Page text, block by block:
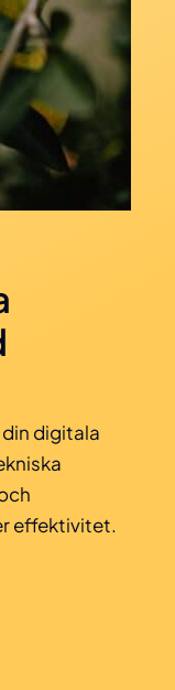
digitala
effektivitet.